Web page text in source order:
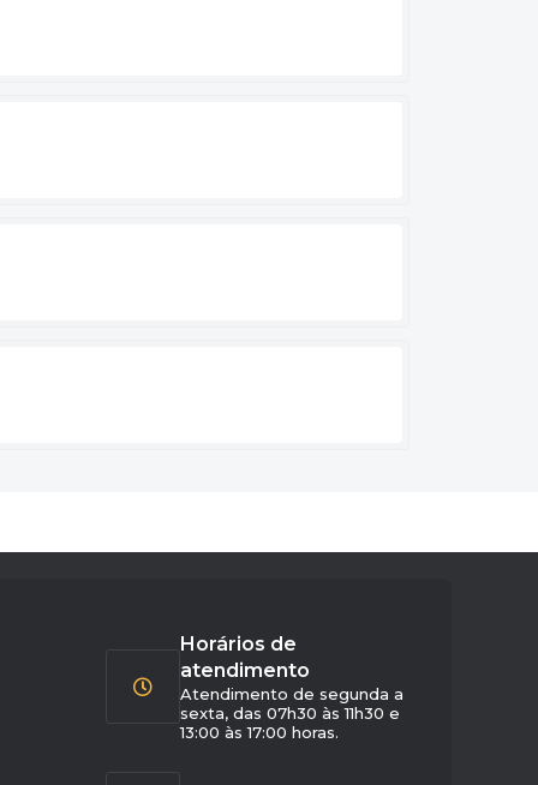
Horários de
atendimento
Atendimento de segunda a
sexta, das 07h30 às 11h30 e
13:00 às 17:00 horas.